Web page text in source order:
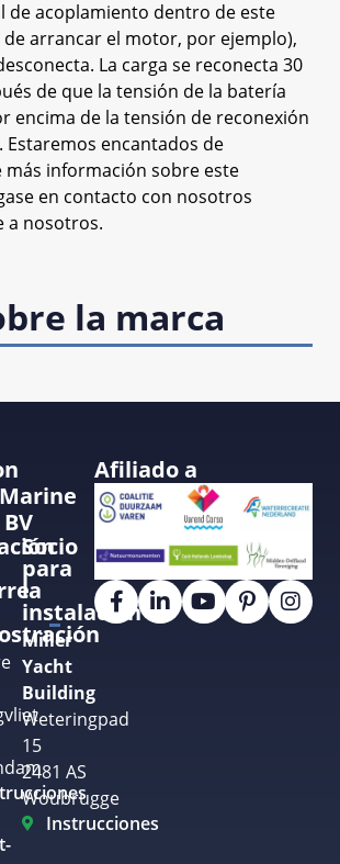
la marca
de acoplamiento dentro de este
de arrancar el motor, por ejemplo),
La carga se reconecta 30
de que la tensión de la batería
encima de la tensión de reconexión
Estaremos encantados de
información sobre este
en contacto con nosotros
a nosotros.
Socio
para
la
instalación
Miller
Yacht
Building
Weteringpad
15
2481 AS
Woubrugge
Instrucciones
Afiliado a